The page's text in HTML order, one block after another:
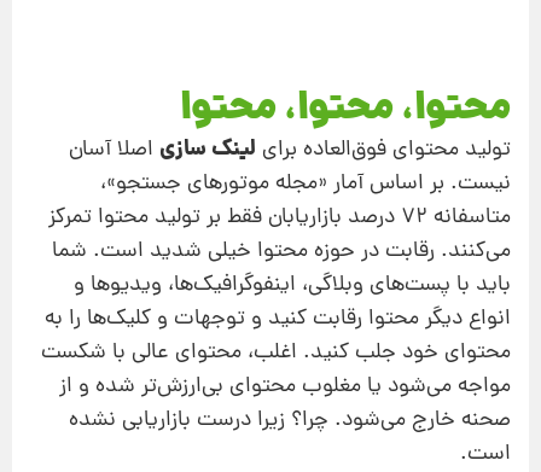
محتوا، محتوا، محتوا
تولید محتوای فوق‌العاده برای لینک‌ سازی اصلا آسان
نیست. بر اساس آمار «مجله موتورهای جستجو»،
متاسفانه 72 درصد بازاریابان فقط بر تولید محتوا تمرکز
می‌کنند. رقابت در حوزه محتوا خیلی شدید است. شما
باید با پست‌های وبلاگی، اینفوگرافیک‌ها، ویدیوها و
انواع دیگر محتوا رقابت کنید و توجهات و کلیک‌ها را به
محتوای خود جلب کنید. اغلب، محتوای عالی با شکست
مواجه می‌شود یا مغلوب محتوای بی‌ارزش‌تر شده و از
صحنه خارج می‌شود. چرا؟ زیرا درست بازاریابی نشده
است.